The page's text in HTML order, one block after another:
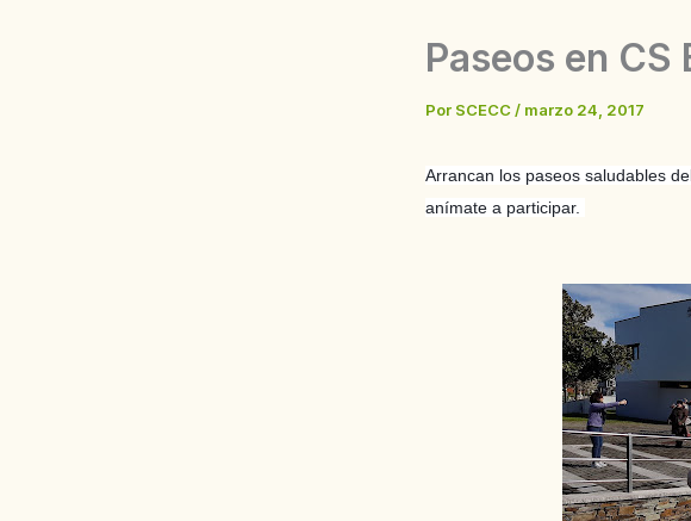
Paseos en CS
Por SCECC/ marzo 24, 2017
Arrancan los paseos saludables
anímate a participar.